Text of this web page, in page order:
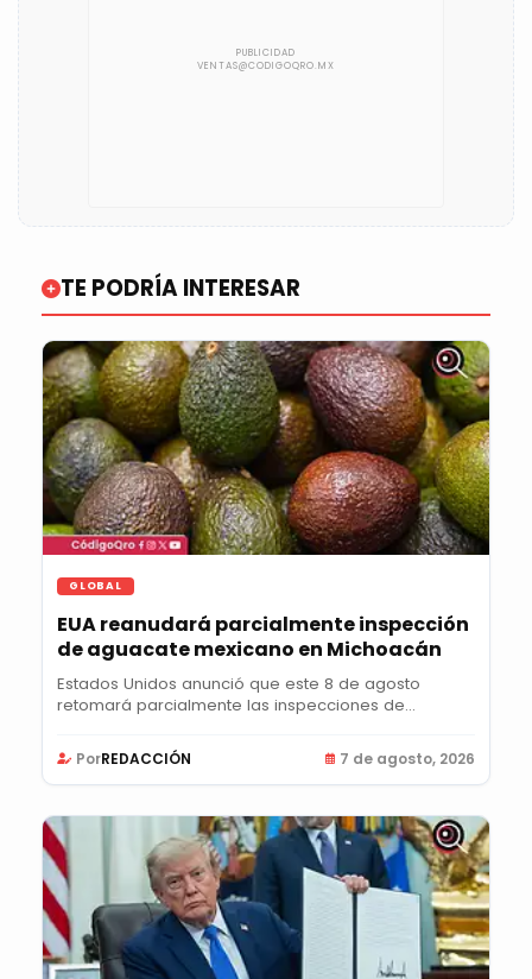
TE PODRÍA INTERESAR
GLOBAL
EUA reanudará parcialmente inspección
de aguacate mexicano en Michoacán
Estados Unidos anunció que este 8 de agosto
retomará parcialmente las inspecciones de
PorREDACCIÓN 7 de agosto, 2026